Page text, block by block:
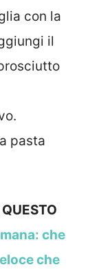
con la
il
pasta
che
che